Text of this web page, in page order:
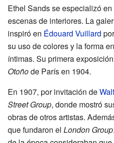
Ethel Sands se especializó
escenas de interiores. La
inspiró en Édouard Vuillard
su uso de colores y la forma
íntimas. Su primera
Otoñode París en 1904.
En 1907, por invitación de
Street Group, donde mostró
obras de otros artistas.
que fundaron el London Group